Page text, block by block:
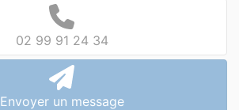
02 99 91 24 34
Envoyer un message